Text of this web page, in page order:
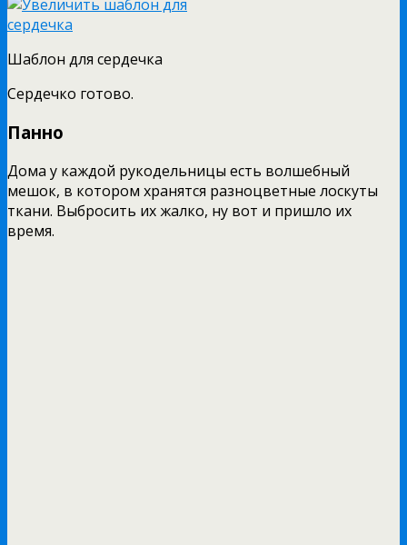
Шаблон для сердечка
Сердечко готово.
Панно
Дома у каждой рукодельницы есть волшебный
мешок, в котором хранятся разноцветные лоскуты
ткани. Выбросить их жалко, ну вот и пришло их
время.